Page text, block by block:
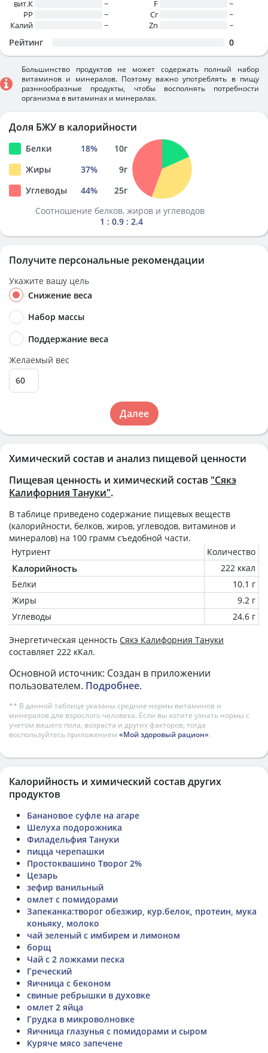
Химический состав и анализ пищевой ценности
Пищевая ценность и химический состав "Сякэ
Калифорния Тануки".
В таблице приведено содержание пищевых веществ
(калорийности, белков, жиров, углеводов, витаминов и
минералов) на 100 грамм съедобной части.
Нутриент
Количество
Калорийность
222 ккал
Белки
10.1 г
Жиры
9.2 г
Углеводы
24.6 г
Энергетическая ценность Сякэ Калифорния Тануки
составляет 222 кКал.
Основной источник: Создан в приложении
пользователем. Подробнее.
** В данной таблице указаны средние нормы витаминов и
минералов для взрослого человека. Если вы хотите узнать нормы с
учетом вашего пола, возраста и других факторов, тогда
воспользуйтесь приложением «Мой здоровый рацион».
вит.К
~
PP
~
Калий
~
F
~
Cr
~
Zn
~
Рейтинг 0
Большинство продуктов не может содержать полный набор
витаминов и минералов. Поэтому важно употреблять в пищу
разннообразные продукты, чтобы восполнять потребности
организма в витаминах и минералах.
Доля БЖУ в калорийности
Белки 18% 10г
Жиры
37% 9г
Углеводы
44% 25г
Соотношение белков, жиров и углеводов
1 : 0.9 : 2.4
Получите персональные рекомендации
Укажите вашу цель
Снижение веса
Набор массы
Поддержание веса
Желаемый вес
Далее
Калорийность и химический состав других
продуктов
Банановое суфле на агаре
Шелуха подорожника
Филадельфия Тануки
пицца черепашки
Простоквашино Творог 2%
Цезарь
зефир ванильный
омлет с помидорами
Запеканка:творог обезжир, кур.белок, протеин, мука
коньяку, молоко
чай зеленый с имбирем и лимоном
борщ
Чай с 2 ложками песка
Греческий
Яичница с беконом
свиные ребрышки в духовке
омлет 2 яйца
Грудка в микроволновке
Яичница глазунья с помидорами и сыром
Куряче мясо запечене